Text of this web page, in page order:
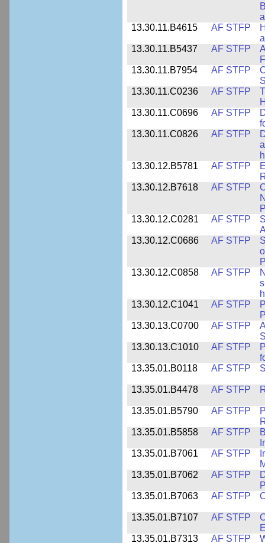
13.30.11.B4615
AF STFP
13.30.11.B5437
AF STFP
13.30.11.B7954
AF STFP
13.30.11.C0236
AF STFP
13.30.11.C0696
AF STFP
13.30.11.C0826
AF STFP
13.30.12.B5781
AF STFP
13.30.12.B7618
AF STFP
13.30.12.C0281
AF STFP
13.30.12.C0686
AF STFP
13.30.12.C0858
AF STFP
13.30.12.C1041
AF STFP
13.30.13.C0700
AF STFP
13.30.13.C1010
AF STFP
13.35.01.B0118
AF STFP
13.35.01.B4478 AF STFP
13.35.01.B5790 AF STFP
13.35.01.B5858
AF STFP
13.35.01.B7061
AF STFP
13.35.01.B7062
AF STFP
13.35.01.B7063
AF STFP
13.35.01.B7107 AF STFP
13.35.01.B7313
AF STFP